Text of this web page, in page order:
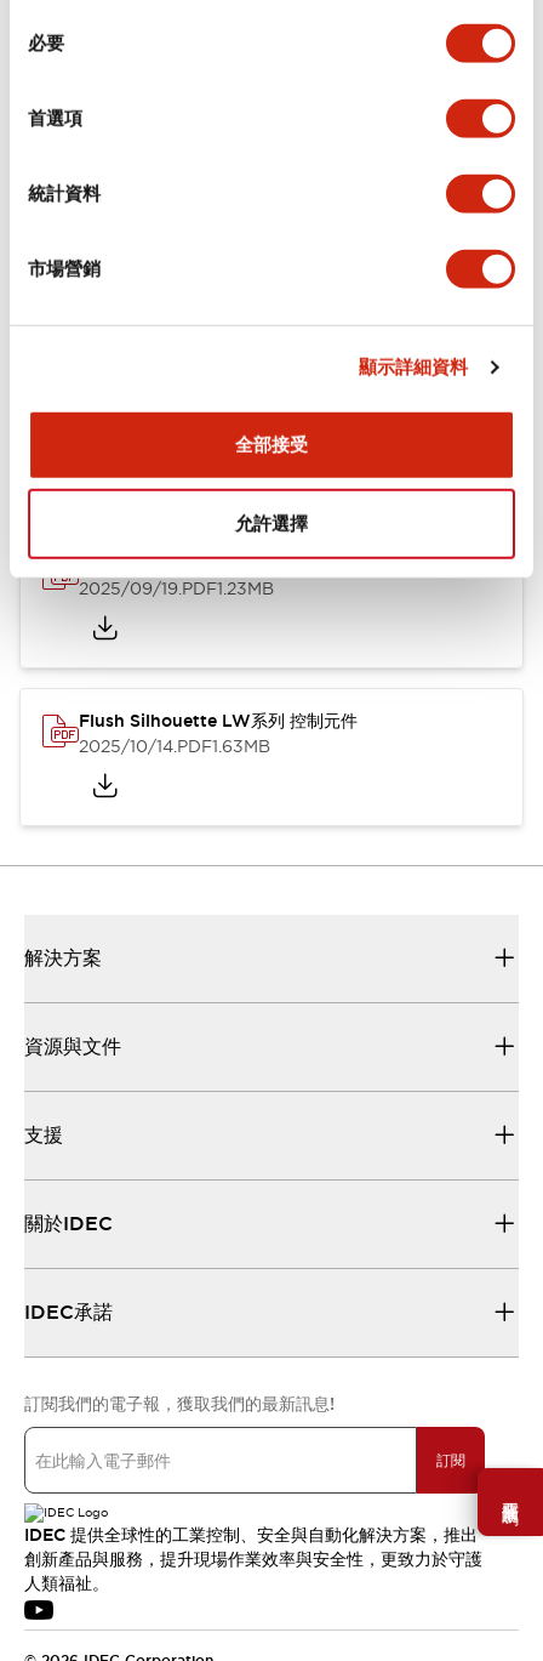
必要
首選項
統計資料
市場營銷
顯示詳細資料
全部接受
允許選擇
需要幫助嗎？
環境規範
功能規格
Flush Silhouette LW系列 控制元件 (英文版)
2025/09/19.PDF1.23MB
Flush Silhouette LW系列 控制元件
2025/10/14.PDF1.63MB
解決方案
資源與文件
支援
關於IDEC
IDEC承諾
訂閱我們的電子報，獲取我們的最新訊息!
訂閱
IDEC 提供全球性的工業控制、安全與自動化解決方案，推出
創新產品與服務，提升現場作業效率與安全性，更致力於守護
人類福祉。